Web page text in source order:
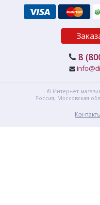
8
© Интернет-
Россия, Московская